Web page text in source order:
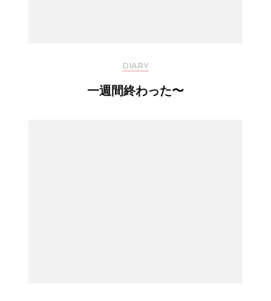
DIARY
一週間終わった〜